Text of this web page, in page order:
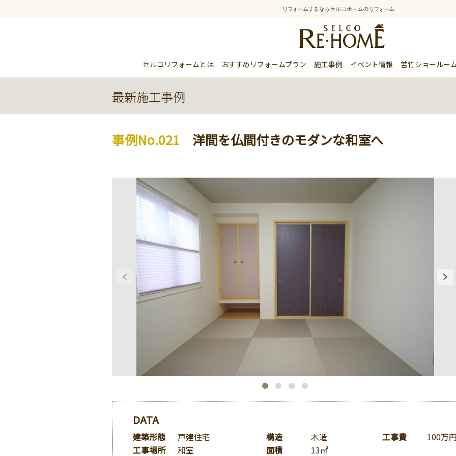
セルコリフォームとは おすすめリフォームプラン 施工事例 イベント情報 苦竹ショールー
事例No.021 洋間を仏間付きのモダンな和室へ
DATA
建築形態
戸建住宅
工事場所
和室
構造
木造
面積
13㎡
工事費 100万